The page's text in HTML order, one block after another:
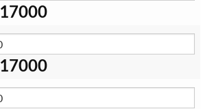
17000
17000